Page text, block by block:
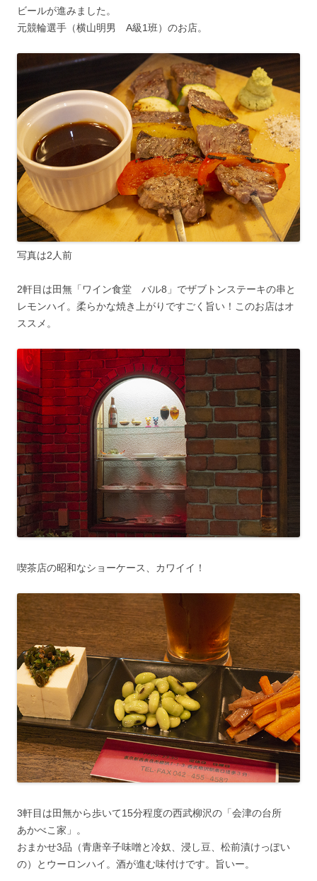
ビールが進みました。
元競輪選手（横山明男 A級1班）のお店。
写真は2人前
2軒目は田無「ワイン食堂 バル8」でザブトンステーキの串と
レモンハイ。柔らかな焼き上がりですごく旨い！このお店はオ
ススメ。
喫茶店の昭和なショーケース、カワイイ！
3軒目は田無から歩いて15分程度の西武柳沢の「会津の台所
あかべこ家」。
おまかせ3品（青唐辛子味噌と冷奴、浸し豆、松前漬けっぽい
の）とウーロンハイ。酒が進む味付けです。旨いー。